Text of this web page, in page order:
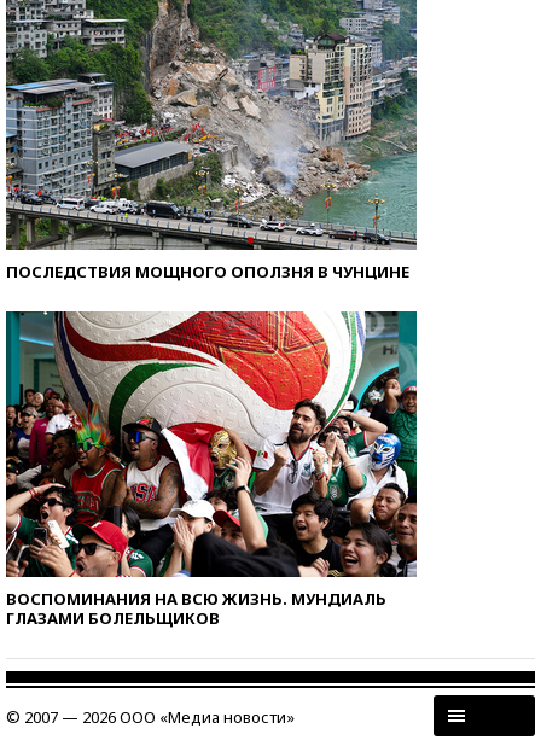
ПОСЛЕДСТВИЯ МОЩНОГО ОПОЛЗНЯ В ЧУНЦИНЕ
ВОСПОМИНАНИЯ НА ВСЮ ЖИЗНЬ. МУНДИАЛЬ
ГЛАЗАМИ БОЛЕЛЬЩИКОВ
© 2007 — 2026 ООО «Медиа новости»